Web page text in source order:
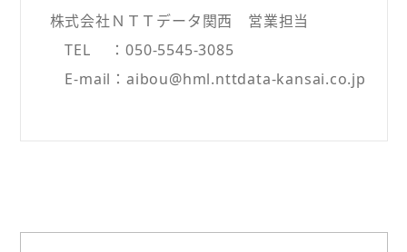
株式会社ＮＴＴデータ関西 営業担当
TEL ：050-5545-3085
E-mail：aibou@hml.nttdata-kansai.co.jp